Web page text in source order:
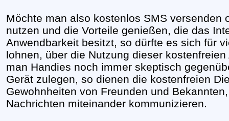
Möchte man also kostenlos SMS versenden
nutzen und die Vorteile genießen, die das
Anwendbarkeit besitzt, so dürfte es sich für
lohnen, über die Nutzung dieser
man Handies noch immer skeptisch
Gerät zulegen, so dienen die kostenfreien
Gewohnheiten von Freunden und
Nachrichten miteinander kommunizieren.